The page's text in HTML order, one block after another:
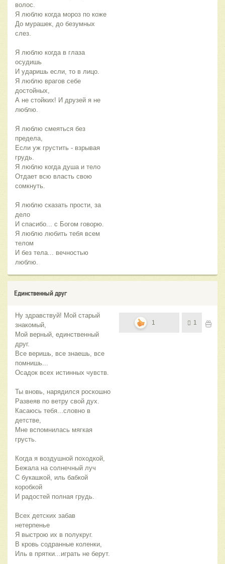
волос.
Я люблю когда мороз по коже
До мурашек, до безумных
слез.
Я люблю когда в глаза
осудишь
И ударишь если, то в лицо.
Я люблю врагов себе
достойных,
А не стойких! И друзей я не
люблю.
Я люблю смеяться без
предела,
Если уж грустить - взрывая
грудь.
Я люблю когда душа и тело
Отдает всю власть свою
сомкнуть.
Я люблю сказать прости, за
дело
И спасибо... с Богом говорю.
Я люблю любить тебя всем
телом
И без тела... вечностью
люблю.
Единственный друг
Ну здравствуй! Мой старый
знакомый,
Мой верный, единственный
друг.
Все веришь, все знаешь, все
помнишь...
Осадок всех истинных чувств.
Ты вновь, нарядился роскошно
Развеяв по ветру свой дух.
Касаюсь тебя...словно в
детстве,
Мне вспомнилась мягкая
грусть.
Когда я воздушной походкой,
Бежала на солнечный луч
С букашкой, иль бабкой
коробкой
И радостей полная грудь.
Всех детских забав
нетерпенье
Я выстрою их в полукруг.
В кровь содранные коленки,
Иль в прятки...играть не берут.
1 1